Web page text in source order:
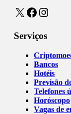
X Facebook
Serviços
Bancos
Hotéis
Previsão
Telefones
Horóscopo
Vagas de